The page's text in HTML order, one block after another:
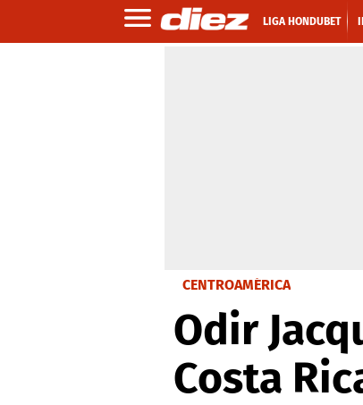
LIGA HONDUBET
CENTROAMÉRICA
Odir
Costa